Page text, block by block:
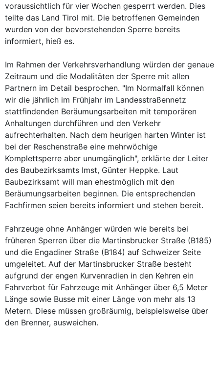
voraussichtlich für vier Wochen gesperrt werden. Dies
teilte das Land Tirol mit. Die betroffenen Gemeinden
wurden von der bevorstehenden Sperre bereits
informiert, hieß es.
Im Rahmen der Verkehrsverhandlung würden der genaue
Zeitraum und die Modalitäten der Sperre mit allen
Partnern im Detail besprochen. "Im Normalfall können
wir die jährlich im Frühjahr im Landesstraßennetz
stattfindenden Beräumungsarbeiten mit temporären
Anhaltungen durchführen und den Verkehr
aufrechterhalten. Nach dem heurigen harten Winter ist
bei der Reschenstraße eine mehrwöchige
Komplettsperre aber unumgänglich", erklärte der Leiter
des Baubezirksamts Imst, Günter Heppke. Laut
Baubezirksamt will man ehestmöglich mit den
Beräumungsarbeiten beginnen. Die entsprechenden
Fachfirmen seien bereits informiert und stehen bereit.
Fahrzeuge ohne Anhänger würden wie bereits bei
früheren Sperren über die Martinsbrucker Straße (B185)
und die Engadiner Straße (B184) auf Schweizer Seite
umgeleitet. Auf der Martinsbrucker Straße besteht
aufgrund der engen Kurvenradien in den Kehren ein
Fahrverbot für Fahrzeuge mit Anhänger über 6,5 Meter
Länge sowie Busse mit einer Länge von mehr als 13
Metern. Diese müssen großräumig, beispielsweise über
den Brenner, ausweichen.